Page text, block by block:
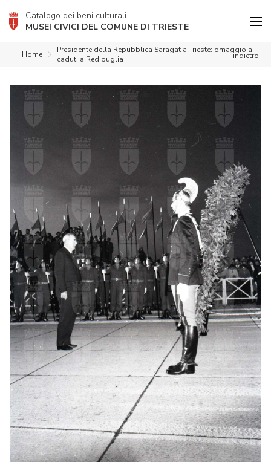
Catalogo dei beni culturali
MUSEI CIVICI DEL COMUNE DI TRIESTE
indietro
Home
Presidente della Repubblica Saragat a Trieste: omaggio ai
caduti a Redipuglia